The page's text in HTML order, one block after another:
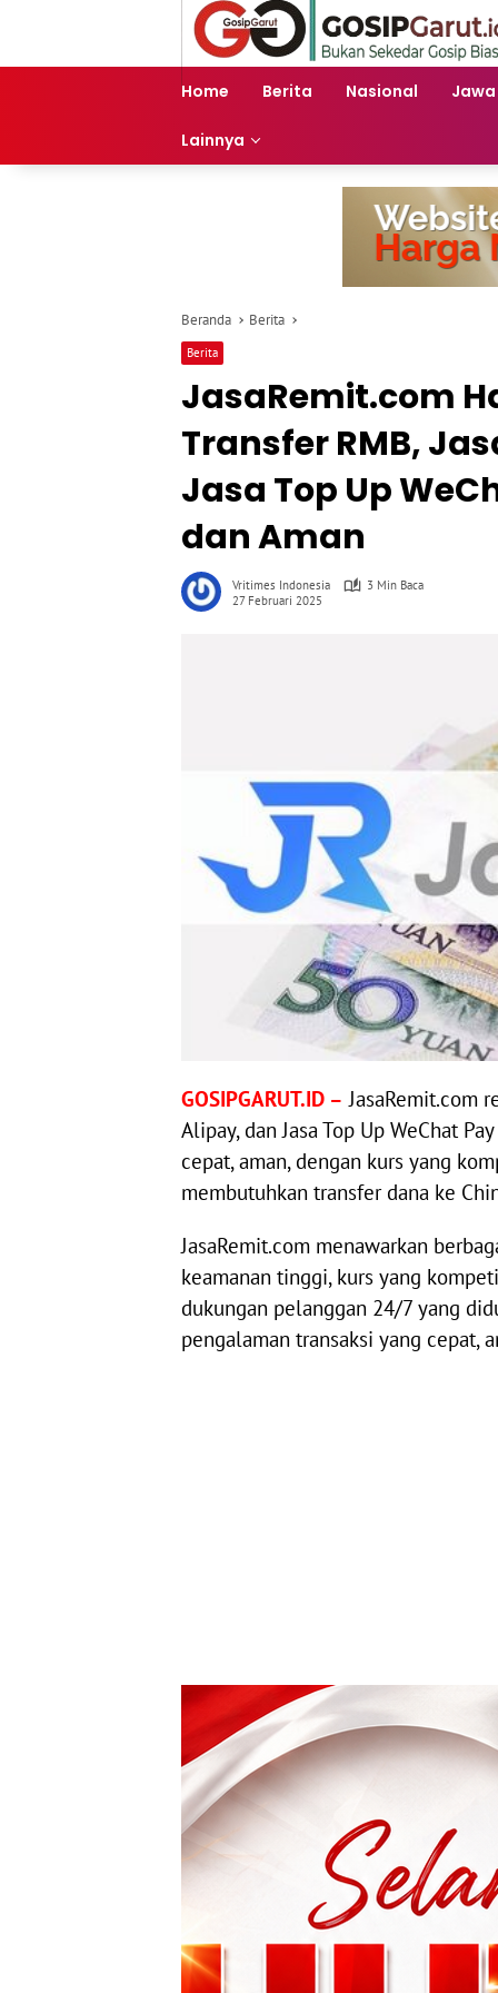
Home Berita Nasional
Lainnya
Beranda Berita
Berita
JasaRemit.com
Transfer RMB,
Jasa Top Up
dan Aman
Vritimes Indonesia
3 Min Baca
27 Februari 2025
GOSIPGARUT.ID – JasaRemit.com
Alipay, dan Jasa Top Up WeChat
cepat, aman, dengan kurs yang
membutuhkan transfer dana ke
JasaRemit.com menawarkan
keamanan tinggi, kurs yang
dukungan pelanggan 24/7 yang
pengalaman transaksi yang cepat,